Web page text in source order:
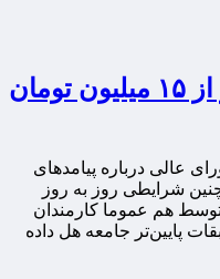
حقوق کارگران نباید کمتر از ۱۵ میلیون تومان
عالی درباره پیامدهای
شرایطی روز به روز
هم عموما کارمندان
پایین‌تر جامعه هل داده